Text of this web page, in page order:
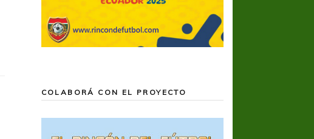
COLABORÁ CON EL PROYECTO